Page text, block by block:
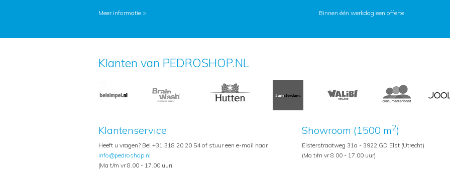
Meer informatie > Binnen één werkdag een offerte
Klanten van PEDROSHOP.NL
Klantenservice
Heeft u vragen? Bel +31 318 20 20 54 of stuur een e-mail naar
info@pedroshop.nl
(Ma t/m vr 8.00 - 17.00 uur)
Showroom (1500 m2)
Elsterstraatweg 31a - 3922 GD Elst (Utrecht)
(Ma t/m vr 8.00 - 17.00 uur)